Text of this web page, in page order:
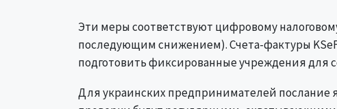
Эти меры соответствуют цифровому
последующим снижением). Счета-фактуры
подготовить фиксированные учреждения для
Для украинских предпринимателей послание